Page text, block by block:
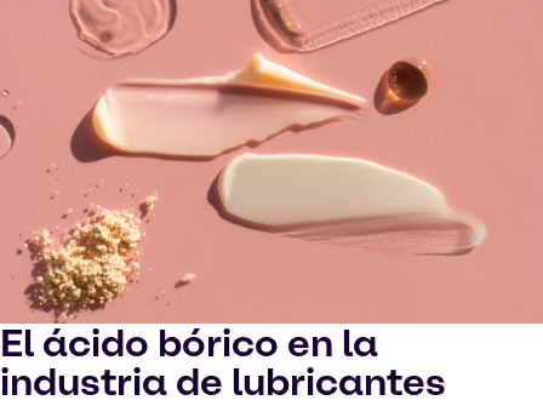
El ácido bórico en la
industria de lubricantes